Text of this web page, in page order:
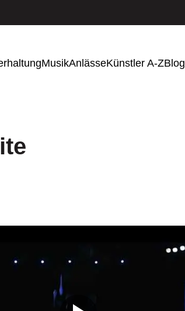
MusikAnlässeKünstler A-ZBlog